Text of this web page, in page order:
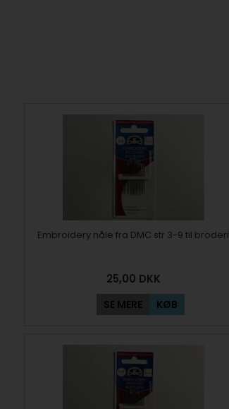
Embroidery nåle fra DMC str 3-9 til broderi
25,00 DKK
SE MERE KØB